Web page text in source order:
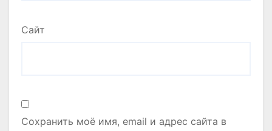
Сайт
Сохранить моё имя, email и адрес сайта в